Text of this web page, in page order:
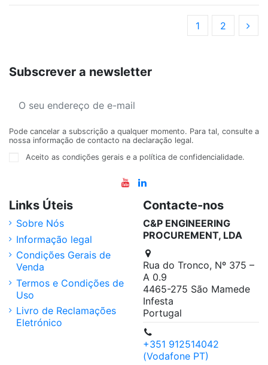
1 2
Subscrever a newsletter
Pode cancelar a subscrição a qualquer momento. Para tal, consulte a
nossa informação de contacto na declaração legal.
Aceito as condições gerais e a política de confidencialidade.
Links Úteis
Sobre Nós
Informação legal
Condições Gerais de
Venda
Termos e Condições de
Uso
Livro de Reclamações
Eletrónico
Contacte-nos
C&P ENGINEERING
PROCUREMENT, LDA
Rua do Tronco, Nº 375 –
A 0.9
4465-275 São Mamede
Infesta
Portugal
+351 912514042
(Vodafone PT)